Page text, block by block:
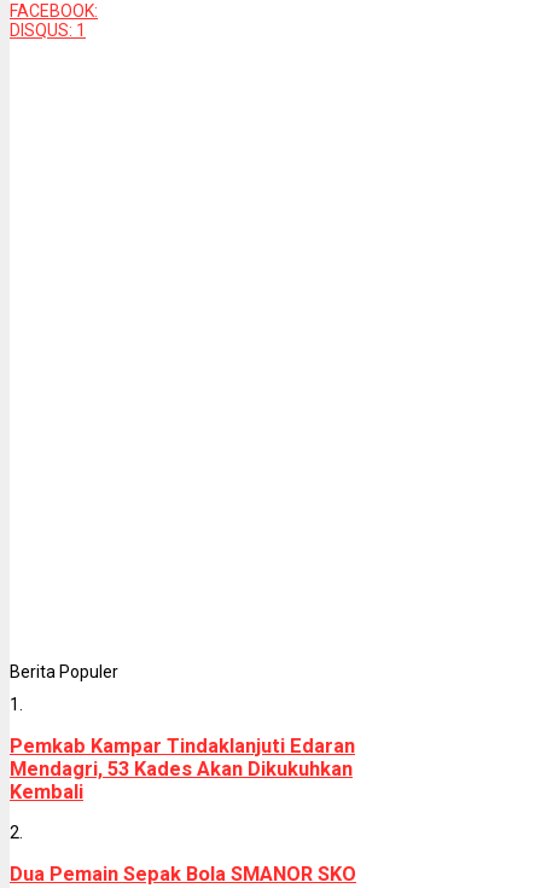
FACEBOOK:
DISQUS: 1
Berita Populer
1.
Pemkab Kampar Tindaklanjuti Edaran
Mendagri, 53 Kades Akan Dikukuhkan
Kembali
2.
Dua Pemain Sepak Bola SMANOR SKO